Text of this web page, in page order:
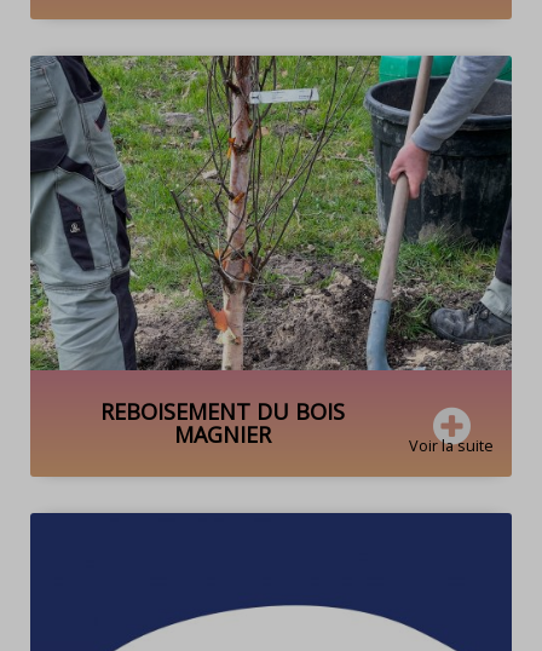
REBOISEMENT DU BOIS
MAGNIER Voir la suite